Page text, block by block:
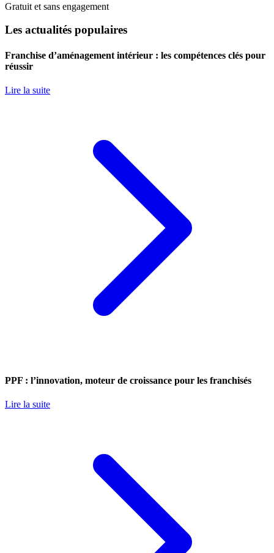
Gratuit et sans engagement
Les actualités populaires
Franchise d’aménagement intérieur : les compétences clés pour
réussir
Lire la suite
PPF : l’innovation, moteur de croissance pour les franchisés
Lire la suite